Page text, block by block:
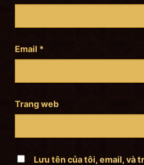
Email *
Trang web
Lưu tên của tôi, email, và